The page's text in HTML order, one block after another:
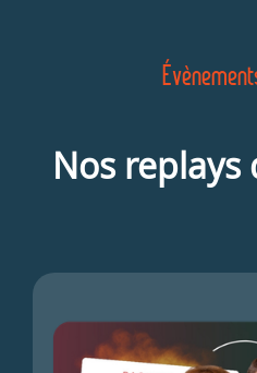
Nos replays